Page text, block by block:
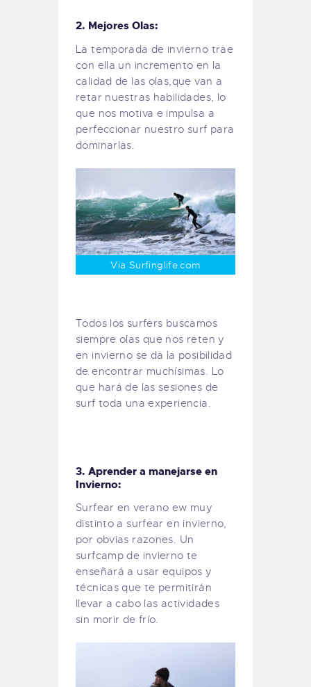
2. Mejores Olas:
La temporada de invierno trae
con ella un incremento en la
calidad de las olas,que van a
retar nuestras habilidades, lo
que nos motiva e impulsa a
perfeccionar nuestro surf para
dominarlas.
Via Surfinglife.com
Todos los surfers buscamos
siempre olas que nos reten y
en invierno se da la posibilidad
de encontrar muchísimas. Lo
que hará de las sesiones de
surf toda una experiencia.
3. Aprender a manejarse en
Invierno:
Surfear en verano ew muy
distinto a surfear en invierno,
por obvias razones. Un
surfcamp de invierno te
enseñará a usar equipos y
técnicas que te permitirán
llevar a cabo las actividades
sin morir de frío.